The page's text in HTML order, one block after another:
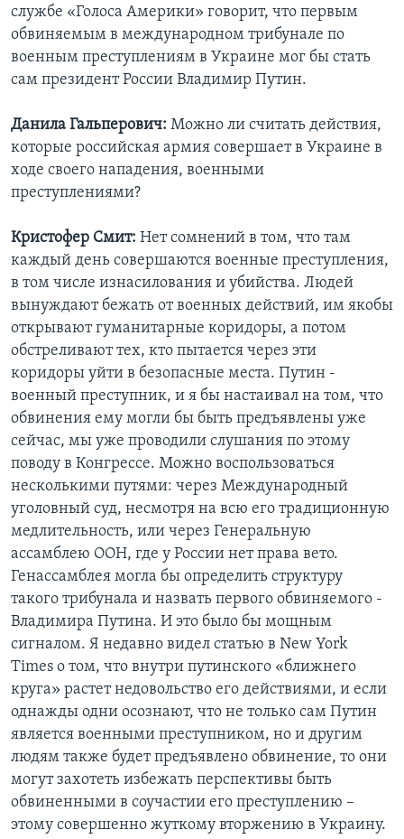
службе «Голоса Америки» говорит, что первым
обвиняемым в международном трибунале по
военным преступлениям в Украине мог бы стать
сам президент России Владимир Путин.
Данила Гальперович: Можно ли считать действия,
которые российская армия совершает в Украине в
ходе своего нападения, военными
преступлениями?
Кристофер Смит: Нет сомнений в том, что там
каждый день совершаются военные преступления,
в том числе изнасилования и убийства. Людей
вынуждают бежать от военных действий, им якобы
открывают гуманитарные коридоры, а потом
обстреливают тех, кто пытается через эти
коридоры уйти в безопасные места. Путин -
военный преступник, и я бы настаивал на том, что
обвинения ему могли бы быть предъявлены уже
сейчас, мы уже проводили слушания по этому
поводу в Конгрессе. Можно воспользоваться
несколькими путями: через Международный
уголовный суд, несмотря на всю его традиционную
медлительность, или через Генеральную
ассамблею ООН, где у России нет права вето.
Генассамблея могла бы определить структуру
такого трибунала и назвать первого обвиняемого -
Владимира Путина. И это было бы мощным
сигналом. Я недавно видел статью в New York
Times о том, что внутри путинского «ближнего
круга» растет недовольство его действиями, и если
однажды одни осознают, что не только сам Путин
является военными преступником, но и другим
людям также будет предъявлено обвинение, то они
могут захотеть избежать перспективы быть
обвиненными в соучастии его преступлению –
этому совершенно жуткому вторжению в Украину.